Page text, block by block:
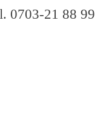
0703-21 88 99